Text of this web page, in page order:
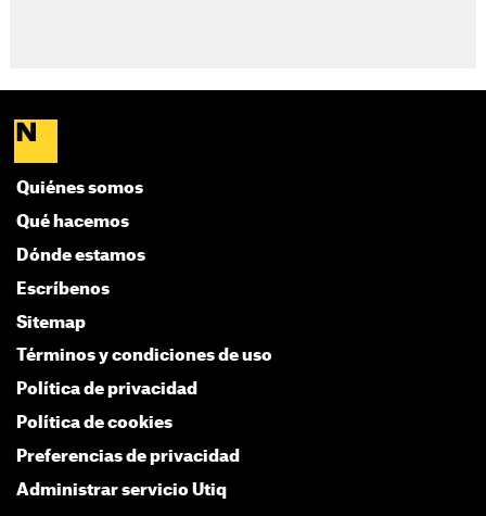
Quiénes somos
Qué hacemos
Dónde estamos
Escríbenos
Sitemap
Términos y condiciones de uso
Política de privacidad
Política de cookies
Preferencias de privacidad
Administrar servicio Utiq